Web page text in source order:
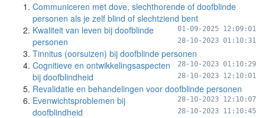
Communiceren met dove, slechthorende of doofblinde
personen als je zelf blind of slechtziend bent
01-09-2025 12:09:01
Kwaliteit van leven bij doofblinde
personen
28-10-2023 01:10:31
Tinnitus (oorsuizen) bij doofblinde personen
28-10-2023 01:10:29
Cognitieve en ontwikkelingsaspecten
bij doofblindheid
28-10-2023 12:10:01
Revalidatie en behandelingen voor doofblinde personen
28-10-2023 12:10:07
Evenwichtsproblemen bij
doofblindheid
28-10-2023 11:10:45